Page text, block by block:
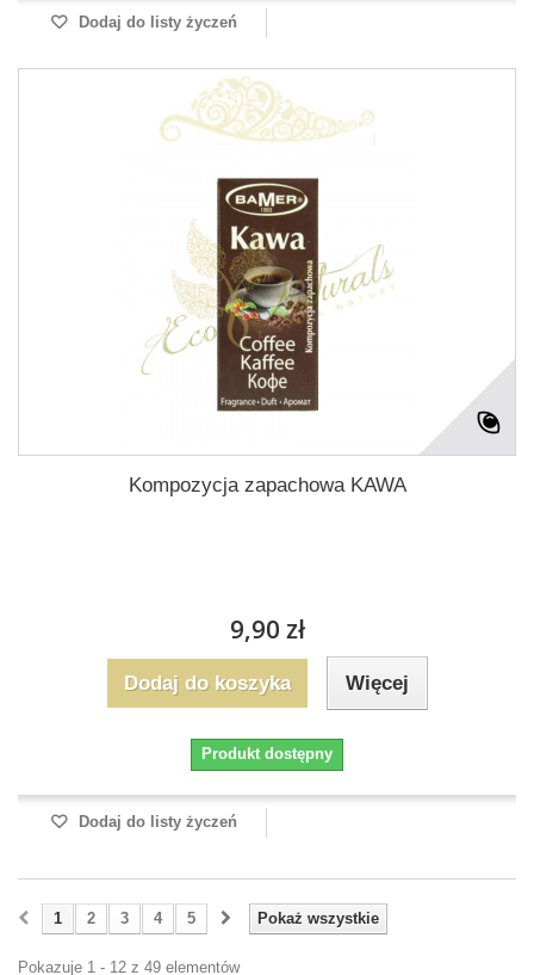
Dodaj do listy życzeń
Kompozycja zapachowa KAWA
9,90 zł
Dodaj do koszyka Więcej
Produkt dostępny
Dodaj do listy życzeń
Pokaż wszystkie
1 2 3 4 5
Pokazuje 1 - 12 z 49 elementów